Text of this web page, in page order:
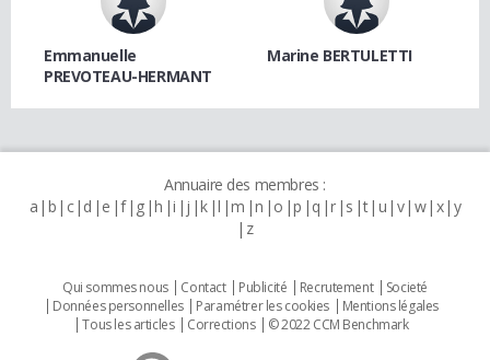
Emmanuelle
PREVOTEAU-HERMANT
Marine BERTULETTI
Annuaire des membres :
a b c d e f g h i j k l m n o p q r s t u v w x y
z
Qui sommes nous Contact Publicité Recrutement
Societé
Données personnelles
Paramétrer les cookies
Mentions légales
Tous les articles
Corrections © 2022 CCM Benchmark